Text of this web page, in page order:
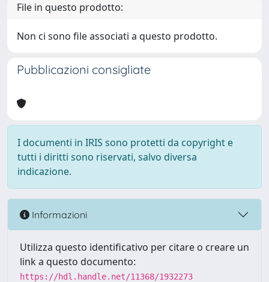
File in questo prodotto:
Non ci sono file associati a questo prodotto.
Pubblicazioni consigliate
I documenti in IRIS sono protetti da copyright e
tutti i diritti sono riservati, salvo diversa
indicazione.
Informazioni
Utilizza questo identificativo per citare o creare un
link a questo documento:
https://hdl.handle.net/11368/1932273